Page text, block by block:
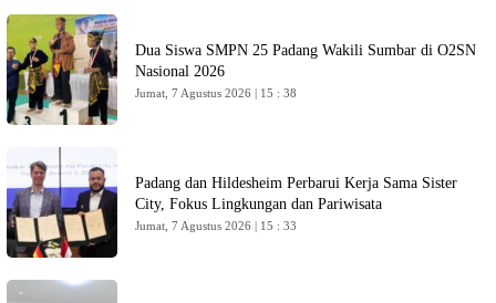
Dua Siswa SMPN 25 Padang Wakili Sumbar di O2SN
Nasional 2026
Jumat, 7 Agustus 2026 | 15 : 38
Padang dan Hildesheim Perbarui Kerja Sama Sister
City, Fokus Lingkungan dan Pariwisata
Jumat, 7 Agustus 2026 | 15 : 33